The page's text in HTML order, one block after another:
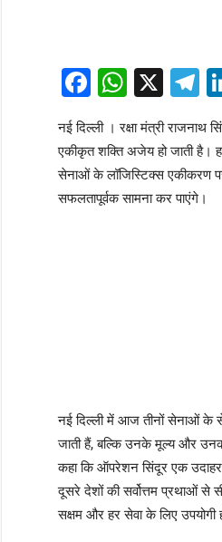
Facebook
X
नई दिल्ली । रक्षा मंत्री राजनाथ
एकीकृत शक्ति अजेय हो जाती है।
सेनाओं के लॉजिस्टिक्स एकीकरण पर
सफलतापूर्वक सामना कर पाएंगे।
नई दिल्ली में आज तीनों सेनाओं के
जाती हैं, बल्कि उनके मूल्य और उनका
कहा कि ऑपरेशन सिंदूर एक
दूसरे देशों की सर्वोत्तम प्रथाओं से
सक्षम और हर सेवा के लिए उपयोगी